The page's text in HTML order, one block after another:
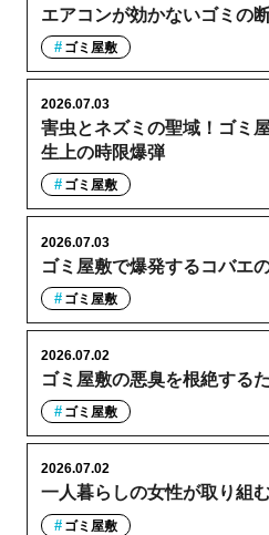
エアコンが効かないゴミの
ゴミ屋敷
害虫とネズミの聖域！ゴミ
生上の時限爆弾
2026.07.03
ゴミ屋敷
ゴミ屋敷で爆発するコバエ
2026.07.03
ゴミ屋敷
ゴミ屋敷の悪臭を根絶する
2026.07.02
ゴミ屋敷
一人暮らしの女性が取り組
2026.07.02
ゴミ屋敷